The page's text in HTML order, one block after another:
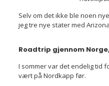
Selv om det ikke ble noen
jeg tre nye stater med
Roadtrip gjennom
I sommer var det endelig tid
vært på Nordkapp før.